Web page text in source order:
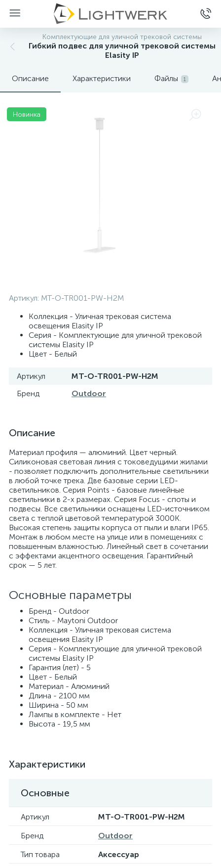
Комплектующие для уличной трековой системы
Гибкий подвес для уличной трековой системы
Elasity IP
Описание Характеристики Файлы 1
Новинка
Артикул: MT-O-TR001-PW-H2M
Коллекция - Уличная трековая система
освещения Elasity IP
Серия - Комплектующие для уличной трековой
системы Elasity IP
Цвет - Белый
Артикул
MT-O-TR001-PW-H2M
Бренд
Outdoor
Описание
Материал профиля — алюминий. Цвет черный.
Силиконовая световая линия с токоведущими жилами
- позволяет подключить дополнительные светильники
в любой точке трека. Две базовые серии LED-
светильников. Серия Points - базовые линейные
светильники в 2-х размерах. Серия Focus - споты и
подвесы. Все светильники оснащены LED-источником
света с теплой цветовой температурой 3000К.
Высокая степень защиты корпуса от пыли и влаги IP65.
Монтаж в любом месте на улице или в помещениях с
повышенным влажностью. Линейный свет в сочетании
с эффектами акцентного освещения. Гарантийный
срок — 5 лет.
Основные параметры
Бренд - Outdoor
Стиль - Maytoni Outdoor
Коллекция - Уличная трековая система
освещения Elasity IP
Серия - Комплектующие для уличной трековой
системы Elasity IP
Гарантия (лет) - 5
Цвет - Белый
Материал - Алюминий
Длина - 2100 мм
Ширина - 50 мм
Лампы в комплекте - Нет
Высота - 19,5 мм
Характеристики
Основные
Артикул
MT-O-TR001-PW-H2M
Бренд
Outdoor
Тип товара
Аксессуар